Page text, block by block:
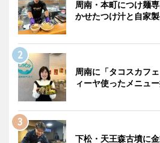
周南・本町につけ麺
かせたつけ汁と自家
周南に「タコスカフ
ィーヤ使ったメニュ
下松・天王森古墳に